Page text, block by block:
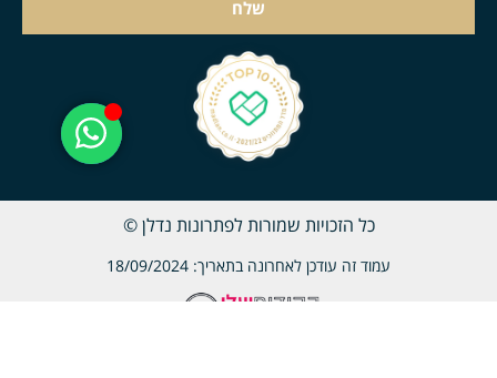
שלח
כל הזכויות שמורות לפתרונות נדלן ©
עמוד זה עודכן לאחרונה בתאריך: 18/09/2024